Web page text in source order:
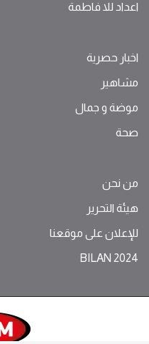
اعداد للا فاطمة
اخبار حصرية
مشاهير
موضة ‫و‬ ‫‬‫جمال‬
صحة
من نحن
هيئة التحرير
للإعلان على موقعنا
BILAN 2024